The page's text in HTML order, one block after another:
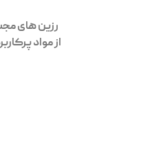
رزین های
از مواد